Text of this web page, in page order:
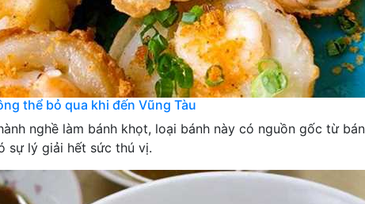
thể bỏ qua khi đến Vũng Tàu
nghề làm bánh khọt, loại bánh này có nguồn gốc từ
sự lý giải hết sức thú vị.